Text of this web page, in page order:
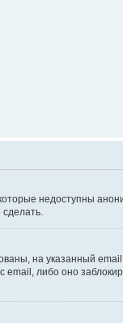
недоступны
на указанный
email, либо оно